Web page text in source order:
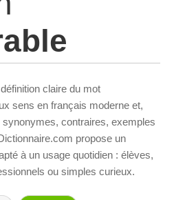
claire du mot
sens en français moderne et,
synonymes, contraires, exemples
propose un
à un usage quotidien : élèves,
ou simples curieux.